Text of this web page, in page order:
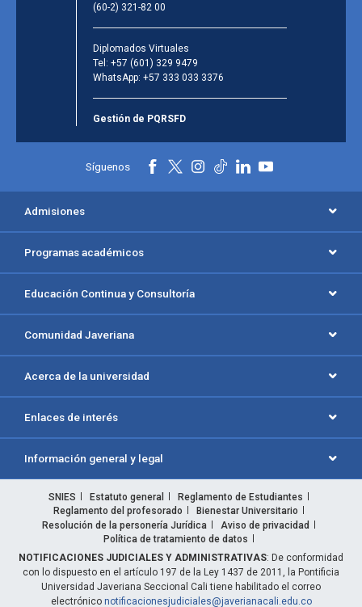
(60-2) 321-82 00
Diplomados Virtuales
Tel: +57 (601) 329 9479
WhatsApp: +57 333 033 3376
Gestión de PQRSFD
Síguenos
Admisiones
Programas académicos
Educación Continua y Consultoría
Comunidad Javeriana
Acerca de la universidad
Enlaces de interés
Información general y legal
SNIES Estatuto general
Reglamento de Estudiantes
Reglamento del profesorado
Bienestar Universitario
Resolución de la personería Jurídica
Aviso de privacidad
Política de tratamiento de datos
NOTIFICACIONES JUDICIALES Y ADMINISTRATIVAS: De conformidad
con lo dispuesto en el artículo 197 de la Ley 1437 de 2011, la Pontificia
Universidad Javeriana Seccional Cali tiene habilitado el correo
electrónico notificacionesjudiciales@javerianacali.edu.co